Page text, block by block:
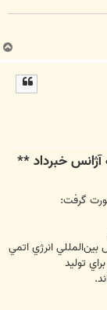
گرفت:
انرژي اتمي
توليد